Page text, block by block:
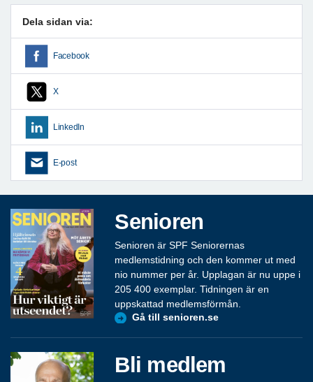
Dela sidan via:
Facebook
X
LinkedIn
E-post
Senioren
Senioren är SPF Seniorernas
medlemstidning och den kommer ut med
nio nummer per år. Upplagan är nu uppe i
205 400 exemplar. Tidningen är en
uppskattad medlemsförmån.
Gå till senioren.se
Bli medlem